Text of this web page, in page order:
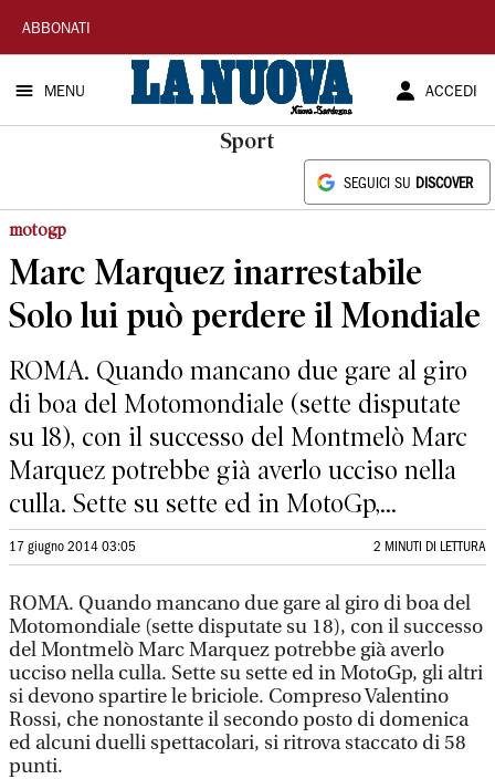
La
Nuova
Sardegna
ABBONATI
MENU ACCEDI
Sport
SEGUICI SU DISCOVER
motogp
Marc Marquez inarrestabile
Solo lui può perdere il Mondiale
ROMA. Quando mancano due gare al giro
di boa del Motomondiale (sette disputate
su 18), con il successo del Montmelò Marc
Marquez potrebbe già averlo ucciso nella
culla. Sette su sette ed in MotoGp,...
17 giugno 2014 03:05 2 MINUTI DI LETTURA
ROMA. Quando mancano due gare al giro di boa del
Motomondiale (sette disputate su 18), con il successo
del Montmelò Marc Marquez potrebbe già averlo
ucciso nella culla. Sette su sette ed in MotoGp, gli altri
si devono spartire le briciole. Compreso Valentino
Rossi, che nonostante il secondo posto di domenica
ed alcuni duelli spettacolari, si ritrova staccato di 58
punti.